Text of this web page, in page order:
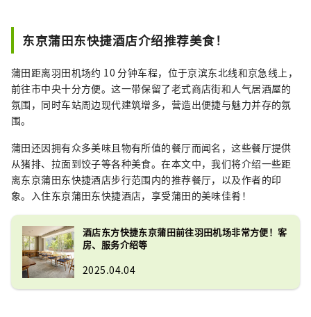
东京蒲田东快捷酒店介绍推荐美食！
蒲田距离羽田机场约 10 分钟车程，位于京滨东北线和京急线上，
前往市中央十分方便。这一带保留了老式商店街和人气居酒屋的
氛围，同时车站周边现代建筑增多，营造出便捷与魅力并存的氛
围。
蒲田还因拥有众多美味且物有所值的餐厅而闻名，这些餐厅提供
从猪排、拉面到饺子等各种美食。在本文中，我们将介绍一些距
离东京蒲田东快捷酒店步行范围内的推荐餐厅，以及作者的印
象。入住东京蒲田东快捷酒店，享受蒲田的美味佳肴！
酒店东方快捷东京蒲田前往羽田机场非常方便！客
房、服务介绍等
2025.04.04